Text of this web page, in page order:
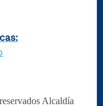
Alcaldía